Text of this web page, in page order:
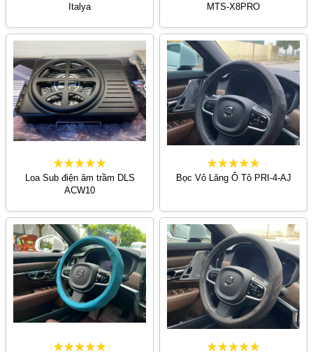
Italya
MTS-X8PRO
Loa Sub điện âm trầm DLS
ACW10
Bọc Vô Lăng Ô Tô PRI-4-AJ